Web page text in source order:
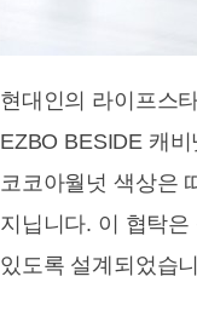
현대인의 라이프스
EZBO BESIDE 캐
코코아월넛 색상은
지닙니다. 이 협탁
있도록 설계되었습